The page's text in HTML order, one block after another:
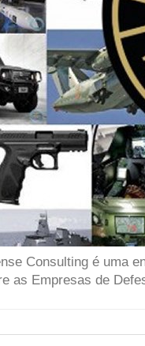
Consulting é uma
as Empresas de